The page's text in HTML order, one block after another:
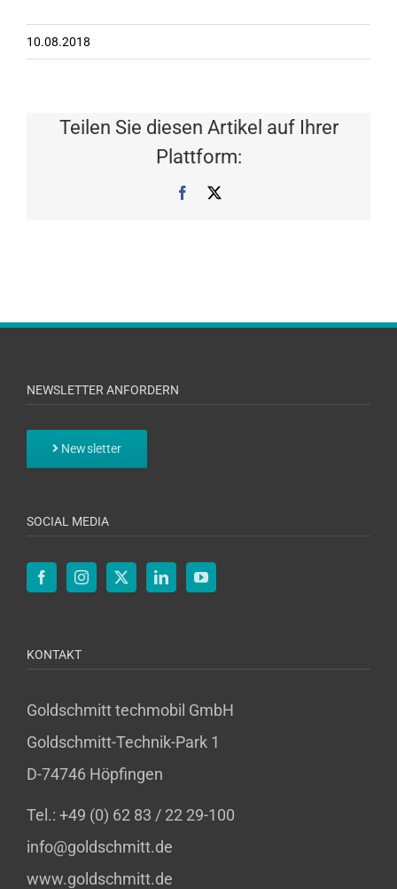
10.08.2018
Teilen Sie diesen Artikel auf Ihrer
Plattform:
Facebook
NEWSLETTER ANFORDERN
Newsletter
SOCIAL MEDIA
KONTAKT
Goldschmitt techmobil GmbH
Goldschmitt-Technik-Park 1
D-74746 Höpfingen
Tel.: +49 (0) 62 83 / 22 29-100
info@goldschmitt.de
www.goldschmitt.de